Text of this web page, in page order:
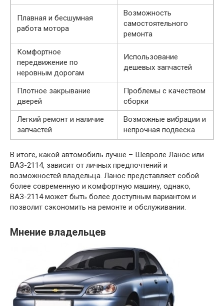
Плавная и бесшумная
работа мотора
Возможность
самостоятельного
ремонта
Комфортное
передвижение по
неровным дорогам
Использование
дешевых запчастей
Плотное закрывание
дверей
Проблемы с качеством
сборки
Легкий ремонт и наличие
запчастей
Возможные вибрации и
непрочная подвеска
В итоге, какой автомобиль лучше – Шевроле Ланос или
ВАЗ-2114, зависит от личных предпочтений и
возможностей владельца. Ланос представляет собой
более современную и комфортную машину, однако,
ВАЗ-2114 может быть более доступным вариантом и
позволит сэкономить на ремонте и обслуживании.
Мнение владельцев